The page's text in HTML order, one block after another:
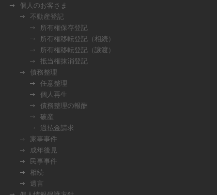
個人のお客さま
不動産登記
所有権保存登記
所有権移転登記（相続）
所有権移転登記（譲渡）
抵当権抹消登記
債務整理
任意整理
個人再生
債務整理の報酬
破産
過払金請求
家事事件
成年後見
民事事件
相続
遺言